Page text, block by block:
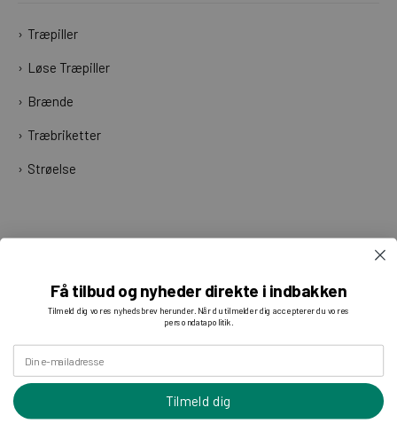
Træpiller
Løse Træpiller
Brænde
Træbriketter
Strøelse
Få tilbud og nyheder direkte i indbakken
Tilmeld dig vores nyhedsbrev herunder. Når du tilmelder dig accepterer du vores
persondatapolitik.
Tilmeld dig